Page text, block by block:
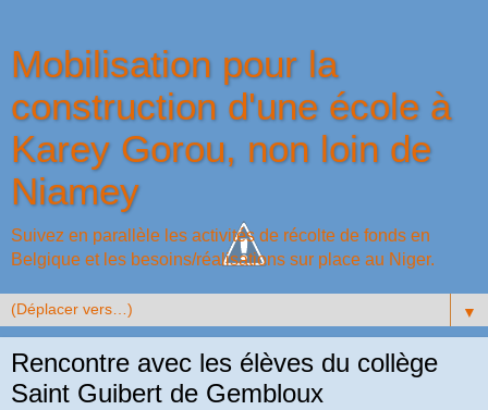
Mobilisation pour la
construction d'une école à
Karey Gorou, non loin de
Niamey
Suivez en parallèle les activités de récolte de fonds en
Belgique et les besoins/réalisations sur place au Niger.
▼
Rencontre avec les élèves du collège
Saint Guibert de Gembloux